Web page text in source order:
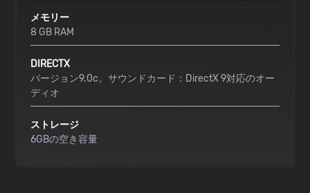
メモリー
8 GB RAM
DIRECTX
バージョン9.0c。サウンドカード：DirectX 9対応のオー
ディオ
ストレージ
6GBの空き容量